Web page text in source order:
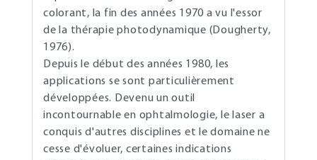
colorant, la fin des années 1970 a vu l'essor
de la thérapie photodynamique (Dougherty,
1976).
Depuis le début des années 1980, les
applications se sont particulièrement
développées. Devenu un outil
incontournable en ophtalmologie, le laser a
conquis d'autres disciplines et le domaine ne
cesse d'évoluer, certaines indications